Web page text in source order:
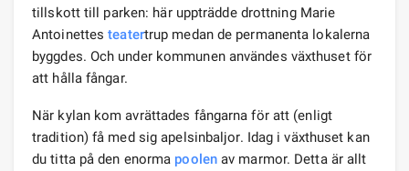
tillskott till parken: här uppträdde drottning Marie
Antoinettesteatertrup medan de permanenta lokalerna
byggdes. Och under kommunen användes växthuset för
att hålla fångar.
När kylan kom avrättades fångarna för att (enligt
tradition) få med sig apelsinbaljor. Idag i växthuset kan
du titta på den enorma poolenav marmor. Detta är allt